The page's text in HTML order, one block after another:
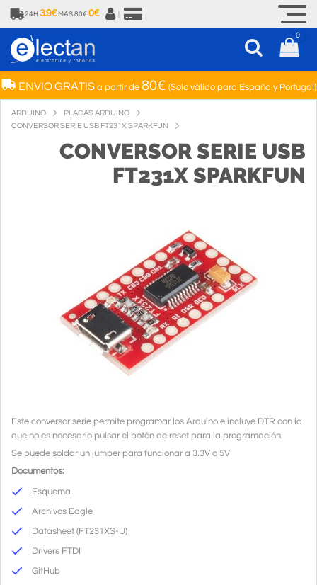
24H 3.9€ MAS 80€ 0€
0
ENVIO GRATISa partir de 80€ (Solo válido para España y Portugal)
ARDUINO
PLACAS ARDUINO
CONVERSOR SERIE USB FT231X SPARKFUN
CONVERSOR SERIE USB
FT231X SPARKFUN
Este conversor serie permite programar los Arduino e incluye DTR con lo
que no es necesario pulsar el botón de reset para la programación.
Se puede soldar un jumper para funcionar a 3.3V o 5V
Documentos:
Esquema
Archivos Eagle
Datasheet (FT231XS-U)
Drivers FTDI
GitHub